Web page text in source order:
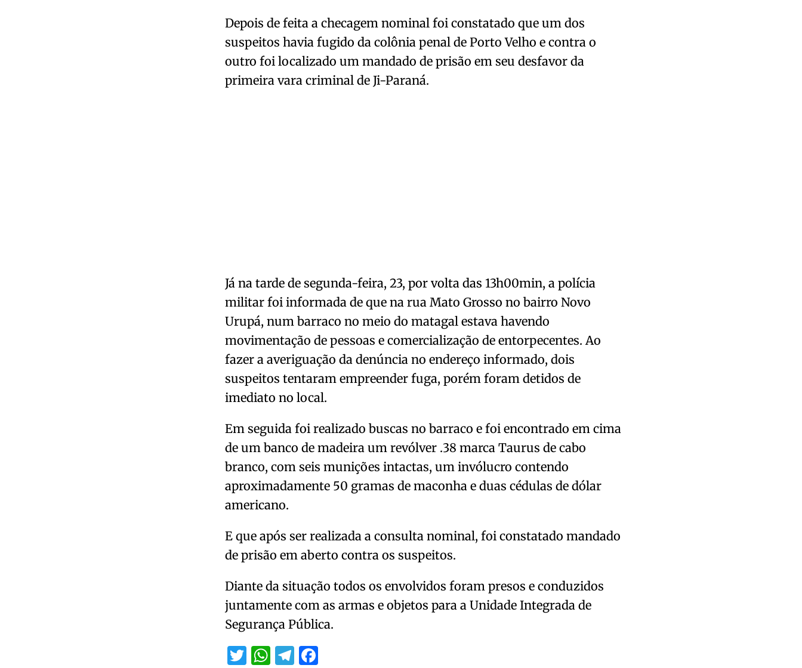
Depois de feita a checagem nominal foi constatado que um dos
suspeitos havia fugido da colônia penal de Porto Velho e contra o
outro foi localizado um mandado de prisão em seu desfavor da
primeira vara criminal de Ji-Paraná.
Já na tarde de segunda-feira, 23, por volta das 13h00min, a polícia
militar foi informada de que na rua Mato Grosso no bairro Novo
Urupá, num barraco no meio do matagal estava havendo
movimentação de pessoas e comercialização de entorpecentes. Ao
fazer a averiguação da denúncia no endereço informado, dois
suspeitos tentaram empreender fuga, porém foram detidos de
imediato no local.
Em seguida foi realizado buscas no barraco e foi encontrado em cima
de um banco de madeira um revólver .38 marca Taurus de cabo
branco, com seis munições intactas, um invólucro contendo
aproximadamente 50 gramas de maconha e duas cédulas de dólar
americano.
E que após ser realizada a consulta nominal, foi constatado mandado
de prisão em aberto contra os suspeitos.
Diante da situação todos os envolvidos foram presos e conduzidos
juntamente com as armas e objetos para a Unidade Integrada de
Segurança Pública.
Twitter
WhatsApp
Telegram